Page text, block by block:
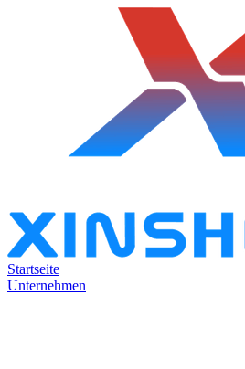
Startseite
Unternehmen